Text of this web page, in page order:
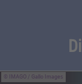
IMAGO / Gallo Images